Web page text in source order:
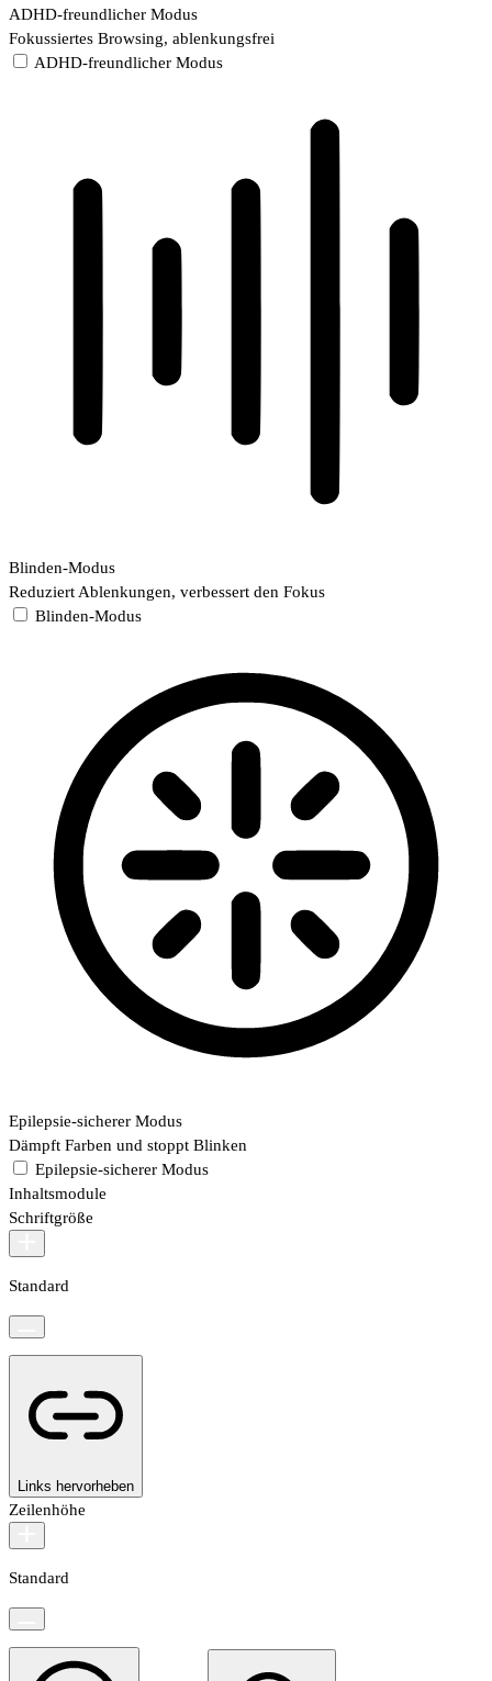
ADHD-freundlicher Modus
Fokussiertes Browsing, ablenkungsfrei
ADHD-freundlicher Modus
Blinden-Modus
Reduziert Ablenkungen, verbessert den Fokus
Blinden-Modus
Epilepsie-sicherer Modus
Dämpft Farben und stoppt Blinken
Epilepsie-sicherer Modus
Inhaltsmodule
Schriftgröße
Standard
Links hervorheben
Zeilenhöhe
Standard